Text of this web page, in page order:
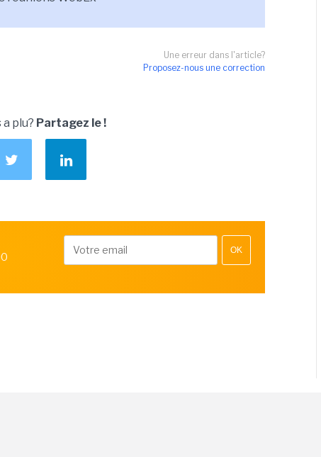
Une erreur dans l'article?
Proposez-nous une correction
plu? Partagez le !
OK